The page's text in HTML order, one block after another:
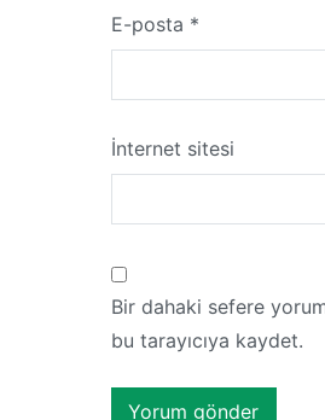
E-posta *
İnternet sitesi
Bir dahaki sefere
bu tarayıcıya kaydet.